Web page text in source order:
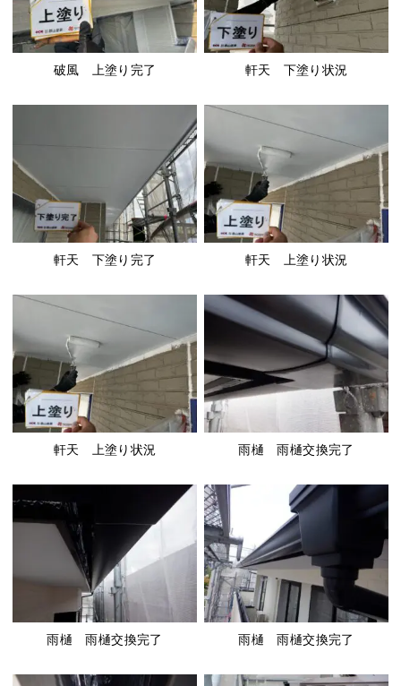
破風 上塗り完了 軒天 下塗り状況
軒天 下塗り完了 軒天 上塗り状況
軒天 上塗り状況 雨樋 雨樋交換完了
雨樋 雨樋交換完了 雨樋 雨樋交換完了